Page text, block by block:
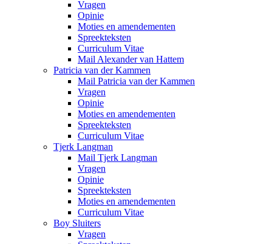
Vragen
Opinie
Moties en amendementen
Spreekteksten
Curriculum Vitae
Mail Alexander van Hattem
Patricia van der Kammen
Mail Patricia van der Kammen
Vragen
Opinie
Moties en amendementen
Spreekteksten
Curriculum Vitae
Tjerk Langman
Mail Tjerk Langman
Vragen
Opinie
Spreekteksten
Moties en amendementen
Curriculum Vitae
Boy Sluiters
Vragen